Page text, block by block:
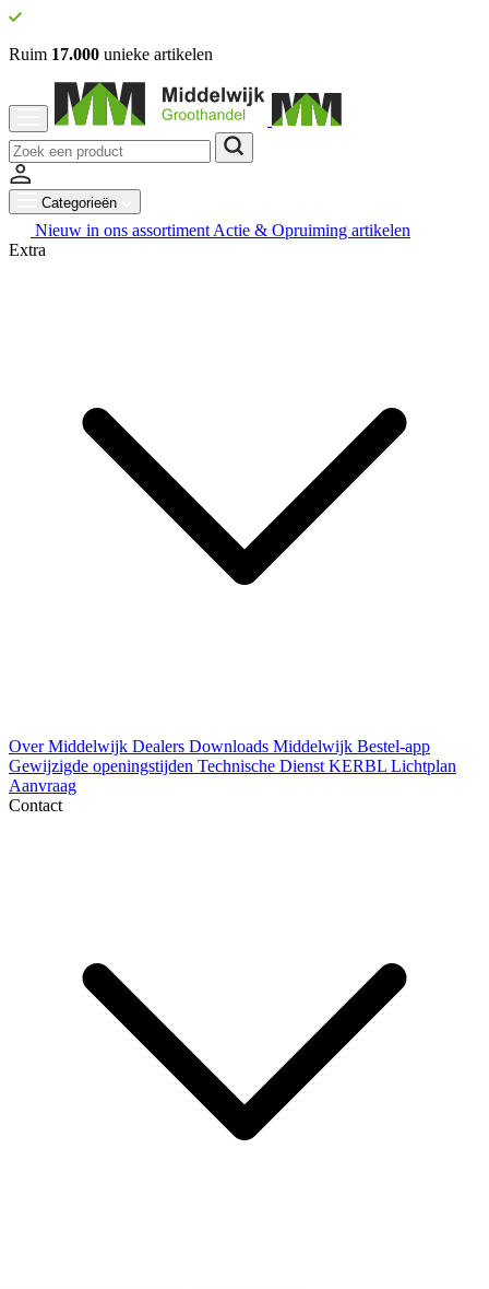
Ruim 17.000 unieke artikelen
Categorieën
Nieuw in ons assortiment Actie & Opruiming artikelen
Extra
Over Middelwijk Dealers Downloads Middelwijk Bestel-app
Gewijzigde openingstijden Technische Dienst KERBL Lichtplan
Aanvraag
Contact